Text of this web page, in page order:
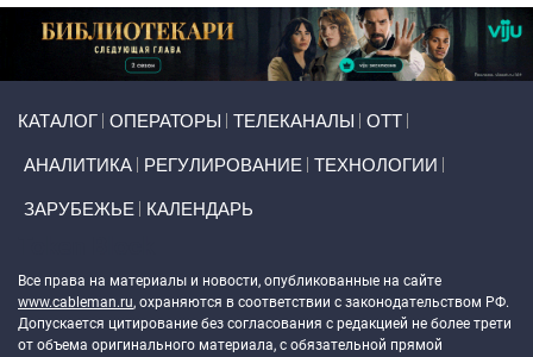
КАТАЛОГ ОПЕРАТОРЫ ТЕЛЕКАНАЛЫ ОТТ
АНАЛИТИКА РЕГУЛИРОВАНИЕ ТЕХНОЛОГИИ
ЗАРУБЕЖЬЕ КАЛЕНДАРЬ
Все права на материалы и новости, опубликованные на сайте
www.cableman.ru, охраняются в соответствии с законодательством РФ.
Допускается цитирование без согласования с редакцией не более трети
от объема оригинального материала, с обязательной прямой